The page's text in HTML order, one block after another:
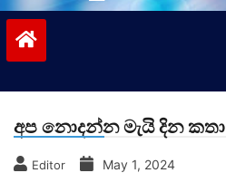
අප නොදන්න මැයි දින කතා
Editor May 1, 2024